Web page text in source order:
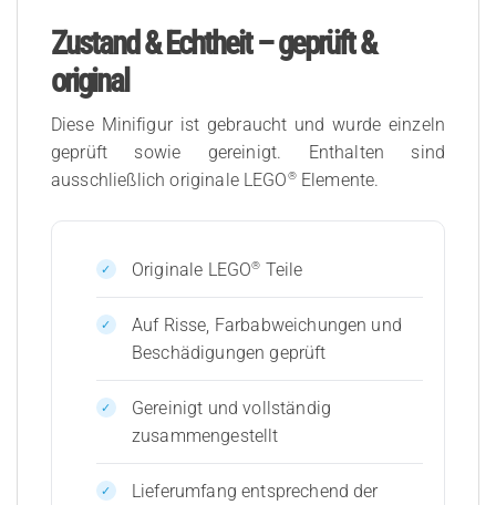
Zustand & Echtheit – geprüft &
original
Diese Minifigur ist gebraucht und wurde einzeln
geprüft sowie gereinigt. Enthalten sind
ausschließlich originale LEGO®Elemente.
Originale LEGO® Teile
Auf Risse, Farbabweichungen und
Beschädigungen geprüft
Gereinigt und vollständig
zusammengestellt
Lieferumfang entsprechend der